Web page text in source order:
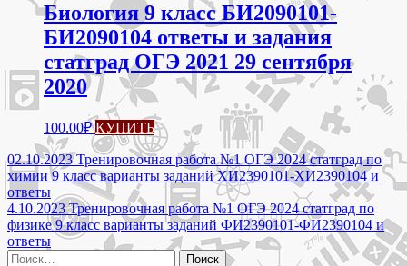
Биология 9 класс БИ2090101-
БИ2090104 ответы и задания
статград ОГЭ 2021 29 сентября
2020
100.00₽ КУПИТЬ
Навигация
по
записям
02.10.2023 Тренировочная работа №1 ОГЭ 2024 статград по
химии 9 класс варианты заданий ХИ2390101-ХИ2390104 и
ответы
4.10.2023 Тренировочная работа №1 ОГЭ 2024 статград по
физике 9 класс варианты заданий ФИ2390101-ФИ2390104 и
ответы
Найти: